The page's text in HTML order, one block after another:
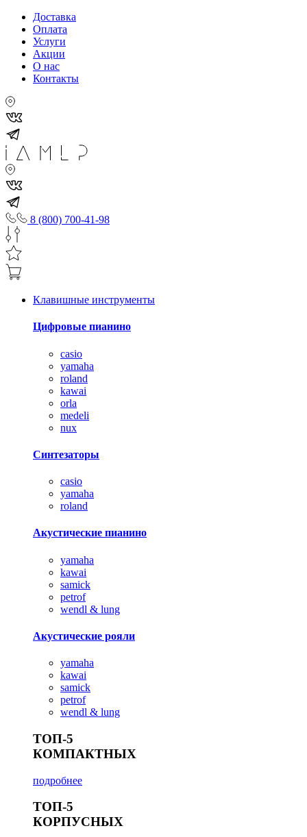
Доставка
Оплата
Услуги
Акции
О нас
Контакты
8 (800) 700-41-98
Клавишные инструменты
Цифровые пианино
casio
yamaha
roland
kawai
orla
medeli
nux
Синтезаторы
casio
yamaha
roland
Акустические пианино
yamaha
kawai
samick
petrof
wendl & lung
Акустические рояли
yamaha
kawai
samick
petrof
wendl & lung
ТОП-5
КОМПАКТНЫХ
подробнее
ТОП-5
КОРПУСНЫХ